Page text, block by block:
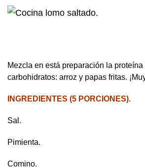
Mezcla en está preparación la proteína
carbohidratos: arroz y papas fritas.
INGREDIENTES (5 PORCIONES).
Sal.
Pimienta.
Comino.